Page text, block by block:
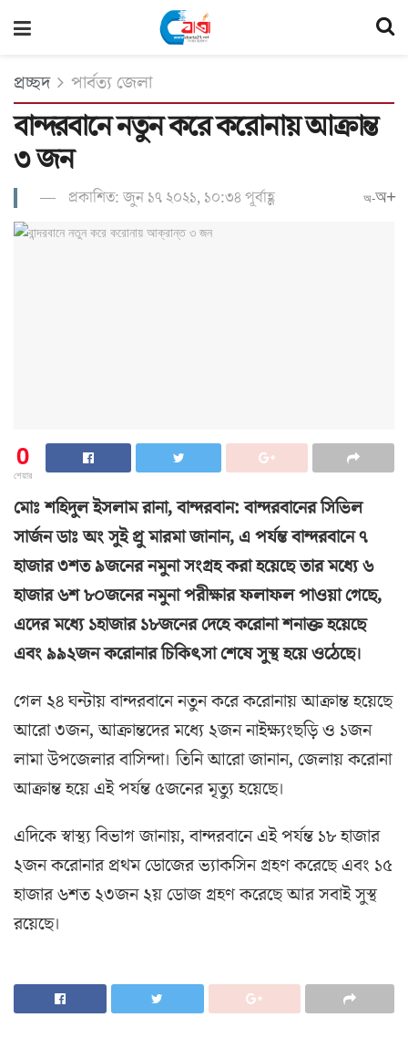
প্রচ্ছদ পার্বত্য জেলা
বান্দরবানে নতুন করে করোনায় আক্রান্ত
৩ জন
প্রকাশিত: জুন ১৭ ২০২১, ১০:৩৪ পূর্বাহ্ণ অ-অ+
0
শেয়ার
মোঃ শহিদুল ইসলাম রানা, বান্দরবান: বান্দরবানের সিভিল
সার্জন ডাঃ অং সুই প্রু মারমা জানান, এ পর্যন্ত বান্দরবানে ৭
হাজার ৩শত ৯জনের নমুনা সংগ্রহ করা হয়েছে তার মধ্যে ৬
হাজার ৬শ ৮০জনের নমুনা পরীক্ষার ফলাফল পাওয়া গেছে,
এদের মধ্যে ১হাজার ১৮জনের দেহে করোনা শনাক্ত হয়েছে
এবং ৯৯২জন করোনার চিকিৎসা শেষে সুস্থ হয়ে ওঠেছে।
গেল ২৪ ঘন্টায় বান্দরবানে নতুন করে করোনায় আক্রান্ত হয়েছে
আরো ৩জন, আক্রান্তদের মধ্যে ২জন নাইক্ষ্যংছড়ি ও ১জন
লামা উপজেলার বাসিন্দা। তিনি আরো জানান, জেলায় করোনা
আক্রান্ত হয়ে এই পর্যন্ত ৫জনের মৃত্যু হয়েছে।
এদিকে স্বাস্থ্য বিভাগ জানায়, বান্দরবানে এই পর্যন্ত ১৮ হাজার
২জন করোনার প্রথম ডোজের ভ্যাকসিন গ্রহণ করেছে এবং ১৫
হাজার ৬শত ২৩জন ২য় ডোজ গ্রহণ করেছে আর সবাই সুস্থ
রয়েছে।